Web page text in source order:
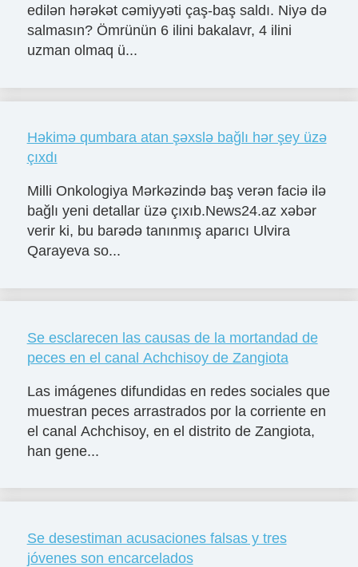
edilən hərəkət cəmiyyəti çaş-baş saldı. Niyə də
salmasın? Ömrünün 6 ilini bakalavr, 4 ilini
uzman olmaq ü...
Həkimə qumbara atan şəxslə bağlı hər şey üzə
çıxdı
Milli Onkologiya Mərkəzində baş verən faciə ilə
bağlı yeni detallar üzə çıxıb.News24.az xəbər
verir ki, bu barədə tanınmış aparıcı Ulvira
Qarayeva so...
Se esclarecen las causas de la mortandad de
peces en el canal Achchisoy de Zangiota
Las imágenes difundidas en redes sociales que
muestran peces arrastrados por la corriente en
el canal Achchisoy, en el distrito de Zangiota,
han gene...
Se desestiman acusaciones falsas y tres
jóvenes son encarcelados